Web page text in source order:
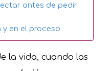
antes de pedir
y en el proceso
la vida, cuando las